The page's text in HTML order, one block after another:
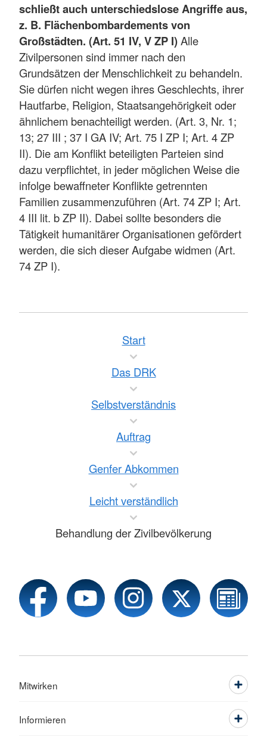
schließt auch unterschiedslose Angriffe aus,
z. B. Flächenbombardements von
Großstädten. (Art. 51 IV, V ZP I)Alle
Zivilpersonen sind immer nach den
Grundsätzen der Menschlichkeit zu behandeln.
Sie dürfen nicht wegen ihres Geschlechts, ihrer
Hautfarbe, Religion, Staatsangehörigkeit oder
ähnlichem benachteiligt werden. (Art. 3, Nr. 1;
13; 27 III ; 37 I GA IV; Art. 75 I ZP I; Art. 4 ZP
II). Die am Konflikt beteiligten Parteien sind
dazu verpflichtet, in jeder möglichen Weise die
infolge bewaffneter Konflikte getrennten
Familien zusammenzuführen (Art. 74 ZP I; Art.
4 III lit. b ZP II). Dabei sollte besonders die
Tätigkeit humanitärer Organisationen gefördert
werden, die sich dieser Aufgabe widmen (Art.
74 ZP I).
Start
Das DRK
Selbstverständnis
Auftrag
Genfer Abkommen
Leicht verständlich
Behandlung der Zivilbevölkerung
Mitwirken
Informieren